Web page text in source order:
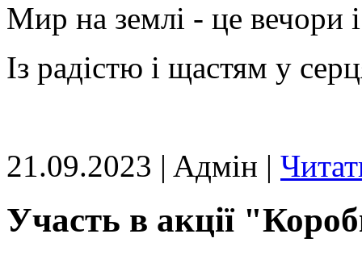
Мир на землі - це вечори
Із радістю і щастям у
21.09.2023 | Aдмін |
Участь в акції